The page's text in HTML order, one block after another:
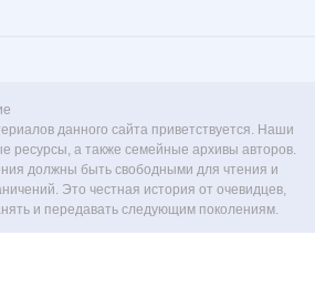
данного сайта приветствуется. Наши
ресурсы, а также семейные архивы авторов.
должны быть свободными для чтения и
Это честная история от очевидцев,
и передавать следующим поколениям.